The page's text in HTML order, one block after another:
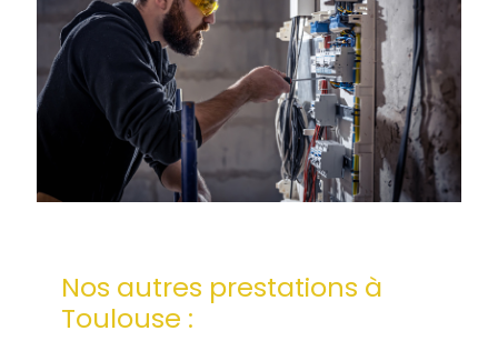
Nos autres prestations à
Toulouse :